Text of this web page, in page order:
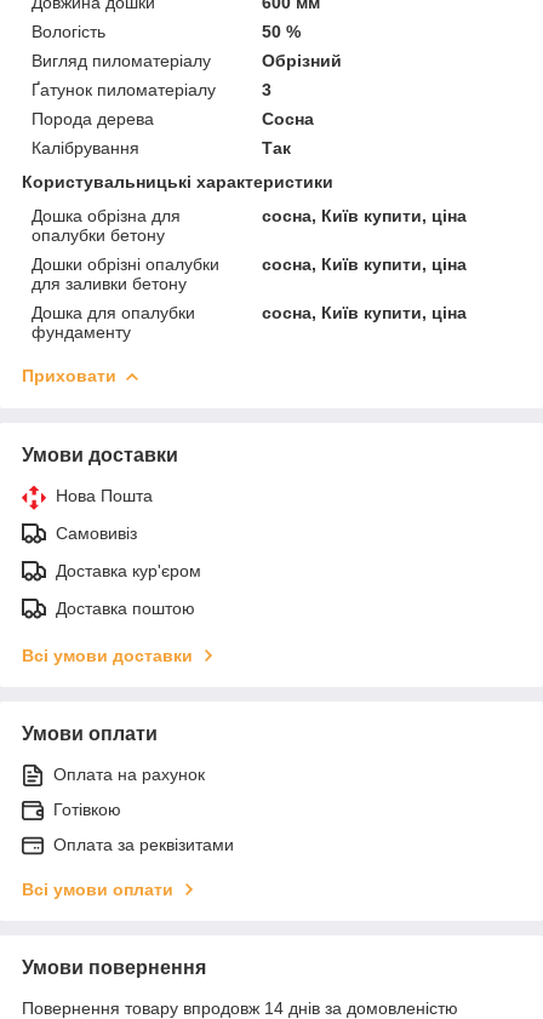
Вологість
50 %
Вигляд пиломатеріалу
Обрізний
Ґатунок пиломатеріалу
3
Порода дерева
Сосна
Калібрування
Так
Користувальницькі характеристики
Дошка обрізна для
опалубки бетону
сосна, Київ купити, ціна
Дошки обрізні опалубки
для заливки бетону
сосна, Київ купити, ціна
Дошка для опалубки
фундаменту
сосна, Київ купити, ціна
Приховати
Умови доставки
Нова Пошта
Самовивіз
Доставка кур'єром
Доставка поштою
Всі умови доставки
Умови оплати
Оплата на рахунок
Готівкою
Оплата за реквізитами
Всі умови оплати
Умови повернення
Повернення товару впродовж 14 днів за домовленістю